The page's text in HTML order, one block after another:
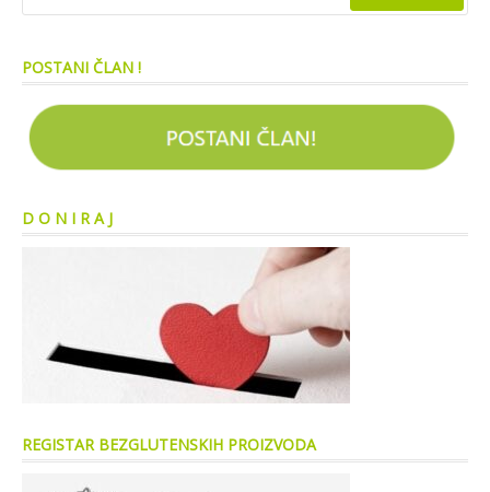
POSTANI ČLAN !
D O N I R A J
REGISTAR BEZGLUTENSKIH PROIZVODA